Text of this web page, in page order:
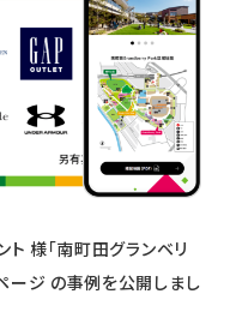
様「南町田グランベリ
ージ の事例を公開しまし